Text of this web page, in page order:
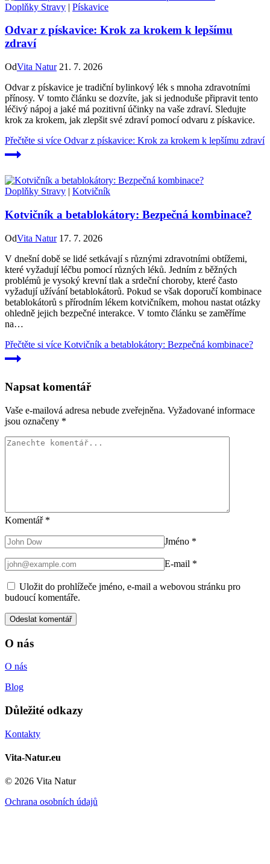
Doplňky Stravy | Pískavice
Odvar z pískavice: Krok za krokem k lepšímu
zdraví
OdVita Natur 21. 7. 2026
Odvar z pískavice je tradiční bylinkový lék s mnoha zdravotními
přínosy. V tomto článku se dozvíte, jak si jednoduše připravit tento
léčivý nápoj a jaké má pozitivní účinky na vaše zdraví. Sledujte
krok za krokem, jak zlepšit své zdraví pomocí odvaru z pískavice.
Přečtěte si více Odvar z pískavice: Krok za krokem k lepšímu zdraví
Doplňky Stravy | Kotvičník
Kotvičník a betablokátory: Bezpečná kombinace?
OdVita Natur 17. 7. 2026
V dnešní době se lidé setkávají s různými zdravotními obtížemi,
které vyžadují léčbu pomocí různých léků. Jedním z běžných
problémů je vysoký krevní tlak a srdeční choroby, které často
vyžadují užívání betablokátorů. Pokud se však doporučí kombinace
betablokátorů s přírodním lékem kotvičníkem, mohou nastat otázky
ohledně jejich bezpečné interakce. V tomto článku se zaměříme
na…
Přečtěte si více Kotvičník a betablokátory: Bezpečná kombinace?
Napsat komentář
Vaše e-mailová adresa nebude zveřejněna. Vyžadované informace
jsou označeny *
Komentář *
Jméno *
E-mail *
Uložit do prohlížeče jméno, e-mail a webovou stránku pro
budoucí komentáře.
O nás
O nás
Blog
Důležité odkazy
Kontakty
Vita-Natur.eu
© 2026 Vita Natur
Ochrana osobních údajů